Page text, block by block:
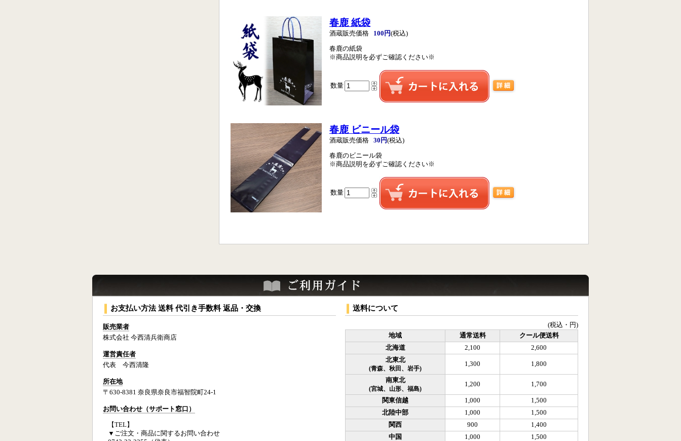
春鹿 紙袋
酒蔵販売価格 100円(税込)
春鹿の紙袋
※商品説明を必ずご確認ください※
数量
春鹿 ビニール袋
酒蔵販売価格 30円(税込)
春鹿のビニール袋
※商品説明を必ずご確認ください※
数量
お支払い方法 送料 代引き手数料 返品・交換
販売業者
株式会社 今西清兵衛商店
運営責任者
代表 今西清隆
所在地
〒630-8381 奈良県奈良市福智院町24-1
お問い合わせ（サポート窓口）
【TEL】
▼ご注文・商品に関するお問い合わせ
送料について
(税込・円)
地域
通常送料
クール便送料
北海道
2,100
2,600
北東北
(青森、秋田、岩手)
1,300 1,800
南東北
(宮城、山形、福島)
1,200 1,700
関東信越 1,000
1,500
北陸中部
1,000
1,500
関西
900
1,400
中国
1,000 1,500